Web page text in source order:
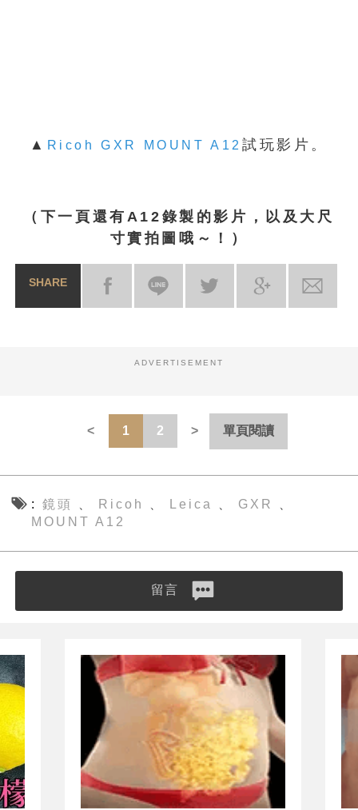
▲ Ricoh GXR MOUNT A12 試玩影片。
（下一頁還有A12錄製的影片，以及大尺
寸實拍圖哦～！）
SHARE
ADVERTISEMENT
1 2 單頁閱讀
鏡頭 、 Ricoh 、 Leica 、 GXR 、
MOUNT A12
留言